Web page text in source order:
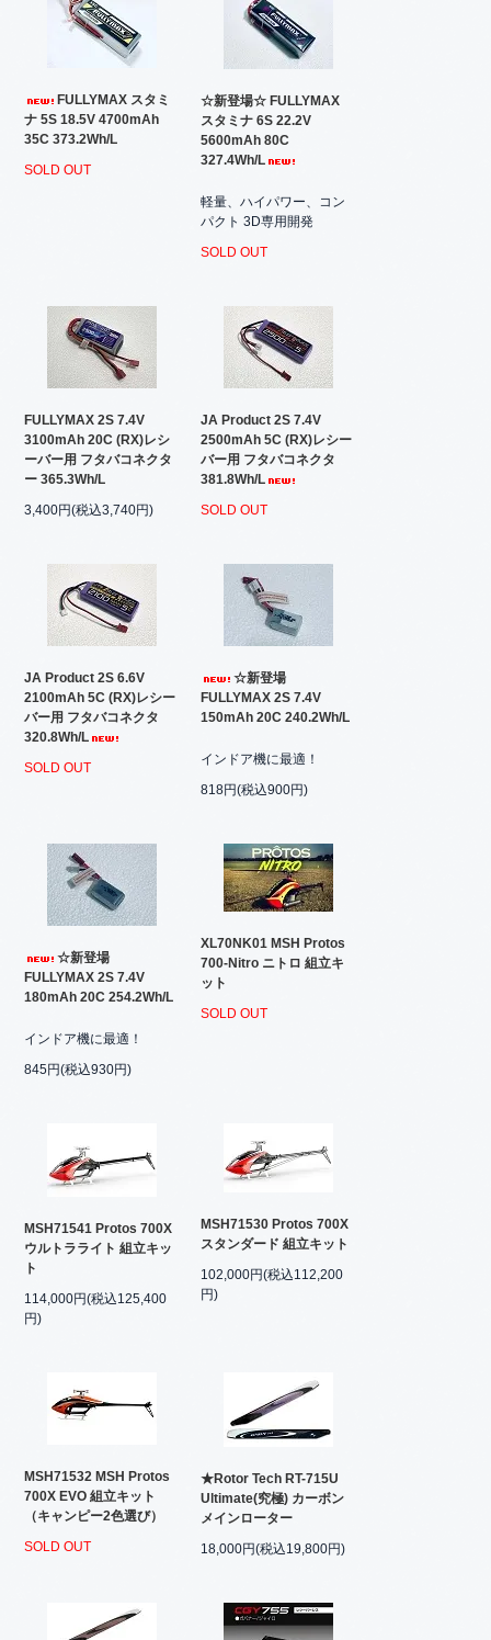
FULLYMAX スタミ
ナ 5S 18.5V 4700mAh
35C 373.2Wh/L
SOLD OUT
☆新登場☆ FULLYMAX
スタミナ 6S 22.2V
5600mAh 80C
327.4Wh/L
軽量、ハイパワー、コン
パクト 3D専用開発
SOLD OUT
FULLYMAX 2S 7.4V
3100mAh 20C (RX)レシ
ーバー用 フタバコネクタ
ー 365.3Wh/L
3,400円(税込3,740円)
JA Product 2S 7.4V
2500mAh 5C (RX)レシー
バー用 フタバコネクタ
381.8Wh/L
SOLD OUT
JA Product 2S 6.6V
2100mAh 5C (RX)レシー
バー用 フタバコネクタ
320.8Wh/L
SOLD OUT
☆新登場
FULLYMAX 2S 7.4V
150mAh 20C 240.2Wh/L
インドア機に最適！
818円(税込900円)
☆新登場
FULLYMAX 2S 7.4V
180mAh 20C 254.2Wh/L
インドア機に最適！
845円(税込930円)
XL70NK01 MSH Protos
700-Nitro ニトロ 組立キ
ット
SOLD OUT
MSH71541 Protos 700X
ウルトラライト 組立キッ
ト
114,000円(税込125,400
円)
MSH71530 Protos 700X
スタンダード 組立キット
102,000円(税込112,200
円)
MSH71532 MSH Protos
700X EVO 組立キット
（キャンピー2色選び）
SOLD OUT
★Rotor Tech RT-715U
Ultimate(究極) カーボン
メインローター
18,000円(税込19,800円)